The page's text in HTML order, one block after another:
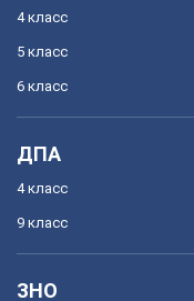
4 класс
5 класс
6 класс
ДПА
4 класс
9 класс
ЗНО